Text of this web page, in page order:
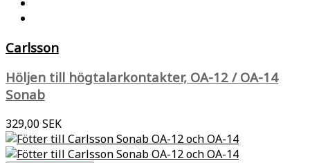
Carlsson
Höljen till högtalarkontakter, OA-12 / OA-14
Sonab
329,00 SEK